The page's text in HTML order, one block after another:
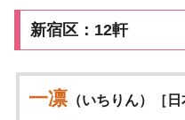
新宿区：12軒
一凛 （いちりん）［